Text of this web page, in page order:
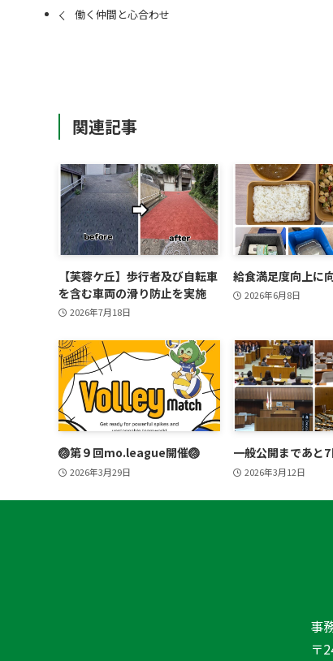
働く仲間と心合わせ
関連記事
【芙蓉ケ丘】歩行者及び自転車
を含む車両の滑り防止を実施
2026年7月18日
給食満足度向上に
2026年6月8日
🏐第９回mo.league開催🏐
2026年3月29日
一般公開まであと7
2026年3月12日
事
〒